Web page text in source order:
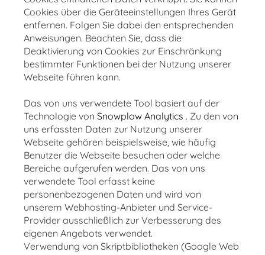
Cookies über die Geräteeinstellungen Ihres Gerät
entfernen. Folgen Sie dabei den entsprechenden
Anweisungen. Beachten Sie, dass die
Deaktivierung von Cookies zur Einschränkung
bestimmter Funktionen bei der Nutzung unserer
Webseite führen kann.
Das von uns verwendete Tool basiert auf der
Technologie von Snowplow Analytics . Zu den von
uns erfassten Daten zur Nutzung unserer
Webseite gehören beispielsweise, wie häufig
Benutzer die Webseite besuchen oder welche
Bereiche aufgerufen werden. Das von uns
verwendete Tool erfasst keine
personenbezogenen Daten und wird von
unserem Webhosting-Anbieter und Service-
Provider ausschließlich zur Verbesserung des
eigenen Angebots verwendet.
Verwendung von Skriptbibliotheken (Google Web